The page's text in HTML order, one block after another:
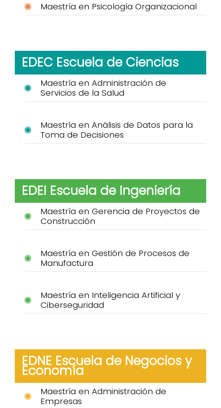
Maestría en Psicología Organizacional
EDEC Escuela de Ciencias
Maestría en Administración de
Servicios de la Salud
Maestría en Análisis de Datos para la
Toma de Decisiones
EDEI Escuela de Ingeniería
Maestría en Gerencia de Proyectos de
Construcción
Maestría en Gestión de Procesos de
Manufactura
Maestría en Inteligencia Artificial y
Ciberseguridad
EDNE Escuela de Negocios y
Economía
Maestría en Administración de
Empresas